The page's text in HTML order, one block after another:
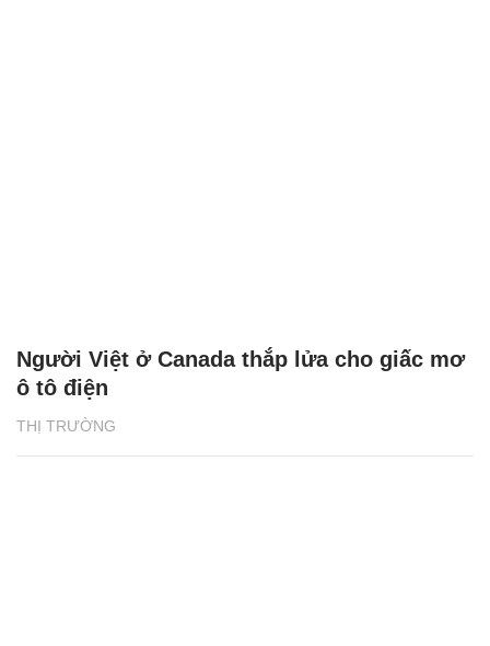
THỊ TRƯỜNG
Người Việt ở Canada thắp lửa cho giấc mơ
ô tô điện